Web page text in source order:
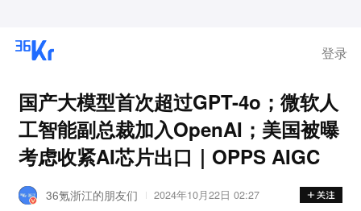
登录
国产大模型首次超过GPT-4o；微软人
工智能副总裁加入OpenAI；美国被曝
考虑收紧AI芯片出口｜OPPS AIGC
36氪浙江的朋友们 2024年10月22日 02:27